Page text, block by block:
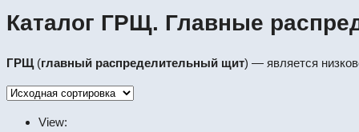
Каталог ГРЩ. Главные
ГРЩ(главный распределительный щит) — является
View: